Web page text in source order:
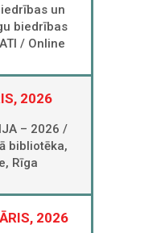
un
biedrības
/ Online
2026
– 2026 /
bibliotēka,
Rīga
2026